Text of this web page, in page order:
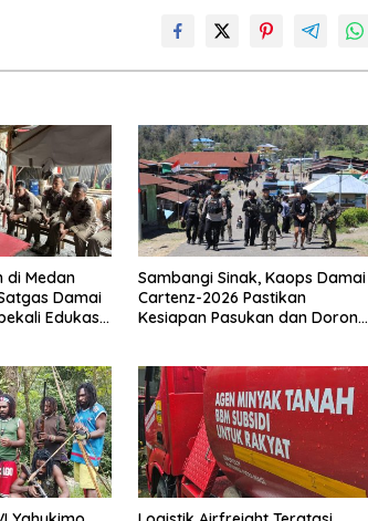
di Medan
Damai
Edukasi
Sambangi Sinak, Kaops Damai
Cartenz-2026 Pastikan
Kesiapan Pasukan dan Dorong